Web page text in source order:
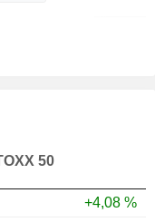
50
+4,08 %